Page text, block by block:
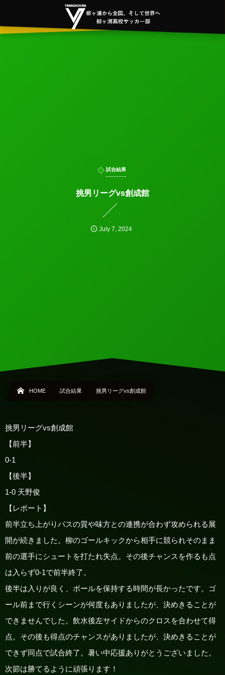
試合結果
挑男リーグvs創成館
July 7,2024
HOME 試合結果 挑男リーグvs創成館
挑男リーグvs創成館
【前半】
0-1
【後半】
1-0 天野俊
【レポート】
前半立ち上がりパスの質や味方との連携が合わず攻められる展
開が続きました。柳のゴールキックから相手に競られそのまま
前の選手にシュートを打たれ失点。その後チャンスを作るも点
は入らず0-1で前半終了。
後半は入りが良く、ボールを保持する時間が長かったです。ゴ
ール前まで行くシーンが何度もありましたが、決めきることが
できませんでした。飲水後左サイドからのクロスを合わせて得
点。その後も得点のチャンスがありましたが、決めきることが
できず同点で試合終了。暑い中応援ありがとうございました。
次節は勝てるように頑張ります！